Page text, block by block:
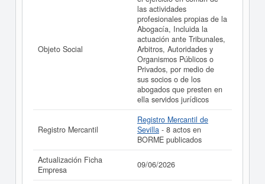
SDP. CARRILLO Y MONTES SOCIEDAD LIMITADA
PROFESIONAL. (EXTINGUIDA) puedeacceder
inmediatamente a este Informe ampliadode SDP.
CARRILLO Y MONTES SOCIEDAD LIMITADA
PROFESIONAL. (EXTINGUIDA) y consultar los
resultados de sus años de actividad, así como los
balances y cuentas de resultados disponibles.
La última actualización del informe de empresa se ha
realizado el 09/06/2026.
Objeto Social
las actividades
profesionales propias de la
Abogacía, Incluida la
actuación ante Tribunales,
Arbitros, Autoridades y
Organismos Públicos o
Privados, por medio de
sus socios o de los
abogados que presten en
ella servidos jurídicos
Registro Mercantil
Registro Mercantil de
Sevilla - 8 actos en
BORME publicados
Actualización Ficha
Empresa
09/06/2026